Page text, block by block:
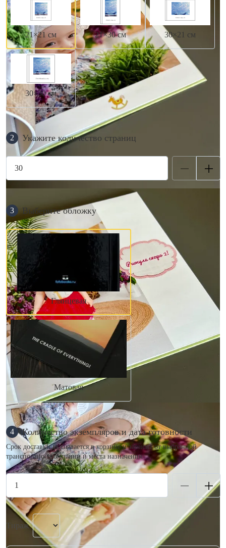
21×21 см 21×30 см 30×21 см
30×30 см
2 Укажите количество страниц
3 Выберите обложку
Глянцевая
Матовая
4 Количество экземпляров и дата готовности
Срок доставки указывается в корзине и зависит от выбранной
транспортной компании и места назначения.
Тираж